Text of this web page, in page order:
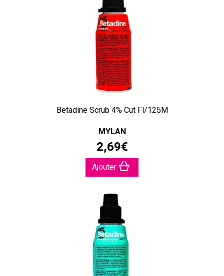
Betadine Scrub 4% Cut Fl/125M
MYLAN
2,69€
Ajouter